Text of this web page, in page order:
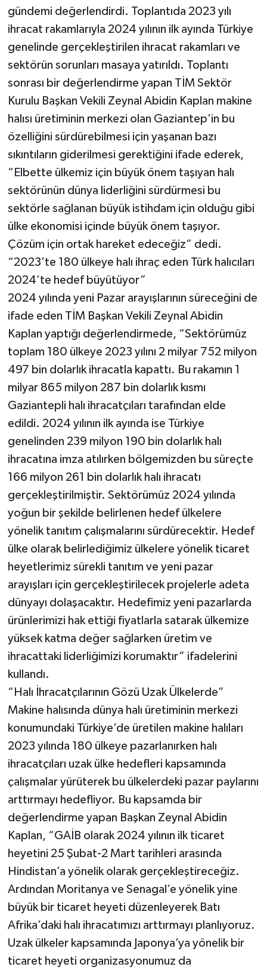
gündemi değerlendirdi. Toplantıda 2023 yılı
ihracat rakamlarıyla 2024 yılının ilk ayında Türkiye
genelinde gerçekleştirilen ihracat rakamları ve
sektörün sorunları masaya yatırıldı. Toplantı
sonrası bir değerlendirme yapan TİM Sektör
Kurulu Başkan Vekili Zeynal Abidin Kaplan makine
halısı üretiminin merkezi olan Gaziantep’in bu
özelliğini sürdürebilmesi için yaşanan bazı
sıkıntıların giderilmesi gerektiğini ifade ederek,
“Elbette ülkemiz için büyük önem taşıyan halı
sektörünün dünya liderliğini sürdürmesi bu
sektörle sağlanan büyük istihdam için olduğu gibi
ülke ekonomisi içinde büyük önem taşıyor.
Çözüm için ortak hareket edeceğiz” dedi.
“2023’te 180 ülkeye halı ihraç eden Türk halıcıları
2024’te hedef büyütüyor”
2024 yılında yeni Pazar arayışlarının süreceğini de
ifade eden TİM Başkan Vekili Zeynal Abidin
Kaplan yaptığı değerlendirmede, “Sektörümüz
toplam 180 ülkeye 2023 yılını 2 milyar 752 milyon
497 bin dolarlık ihracatla kapattı. Bu rakamın 1
milyar 865 milyon 287 bin dolarlık kısmı
Gaziantepli halı ihracatçıları tarafından elde
edildi. 2024 yılının ilk ayında ise Türkiye
genelinden 239 milyon 190 bin dolarlık halı
ihracatına imza atılırken bölgemizden bu süreçte
166 milyon 261 bin dolarlık halı ihracatı
gerçekleştirilmiştir. Sektörümüz 2024 yılında
yoğun bir şekilde belirlenen hedef ülkelere
yönelik tanıtım çalışmalarını sürdürecektir. Hedef
ülke olarak belirlediğimiz ülkelere yönelik ticaret
heyetlerimiz sürekli tanıtım ve yeni pazar
arayışları için gerçekleştirilecek projelerle adeta
dünyayı dolaşacaktır. Hedefimiz yeni pazarlarda
ürünlerimizi hak ettiği fiyatlarla satarak ülkemize
yüksek katma değer sağlarken üretim ve
ihracattaki liderliğimizi korumaktır” ifadelerini
kullandı.
“Halı İhracatçılarının Gözü Uzak Ülkelerde”
Makine halısında dünya halı üretiminin merkezi
konumundaki Türkiye’de üretilen makine halıları
2023 yılında 180 ülkeye pazarlanırken halı
ihracatçıları uzak ülke hedefleri kapsamında
çalışmalar yürüterek bu ülkelerdeki pazar paylarını
arttırmayı hedefliyor. Bu kapsamda bir
değerlendirme yapan Başkan Zeynal Abidin
Kaplan, “GAİB olarak 2024 yılının ilk ticaret
heyetini 25 Şubat-2 Mart tarihleri arasında
Hindistan’a yönelik olarak gerçekleştireceğiz.
Ardından Moritanya ve Senagal’e yönelik yine
büyük bir ticaret heyeti düzenleyerek Batı
Afrika’daki halı ihracatımızı arttırmayı planlıyoruz.
Uzak ülkeler kapsamında Japonya’ya yönelik bir
ticaret heyeti organizasyonumuz da